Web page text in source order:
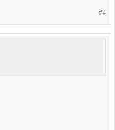
#4